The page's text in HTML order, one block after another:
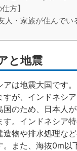
方】
人・家族が住んでい
と地震
アは地震大国です
すが、インドネシ
国のため、日本人
す。インドネシア
造物や排水処理な
。また、海抜0m以